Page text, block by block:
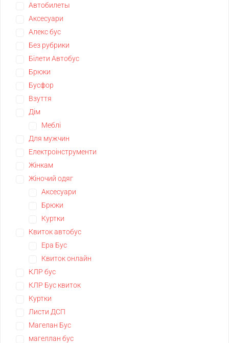
Автобилеты
Аксесуари
Алекс бус
Без рубрики
Білети Автобус
Брюки
Бусфор
Взуття
Дім
Меблі
Для мужчин
Електроінструменти
Жінкам
Жіночий одяг
Аксесуари
Брюки
Куртки
Квиток автобус
Ера Бус
Квиток онлайн
КЛР бус
КЛР Бус квиток
Куртки
Листи ДСП
Магелан Бус
магеллан бус